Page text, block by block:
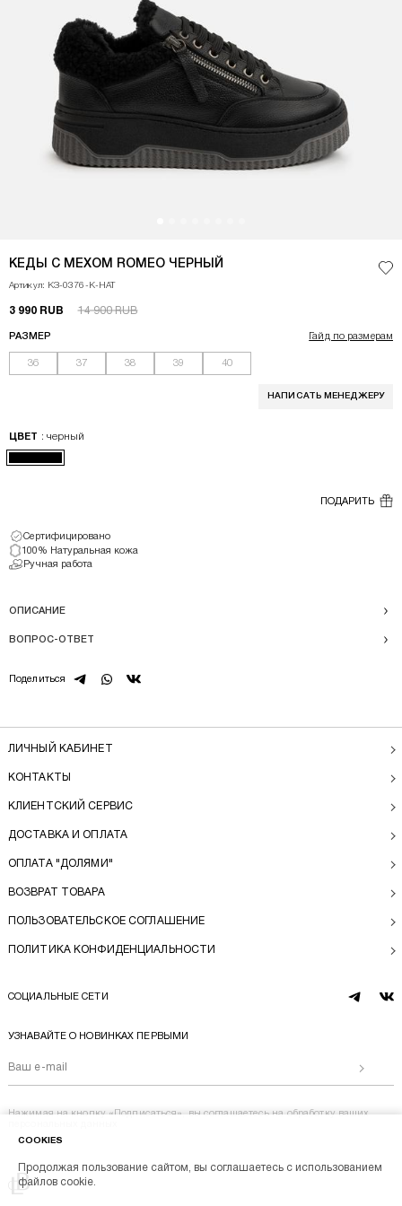
КЕДЫ С МЕХОМ ROMEO ЧЕРНЫЙ
<p>Комфорт в зимний период - одно из главных преимуществ обуви.
Артикул: КЗ-0376-К-НАТ
3 990 RUB 14 900 RUB
РАЗМЕР Гайд по размерам
36 37 38 39 40
НАПИСАТЬ МЕНЕДЖЕРУ
ЦВЕТ : черный
ПОДАРИТЬ
Сертифицировано
100% Натуральная кожа
Ручная работа
ОПИСАНИЕ
ВОПРОС-ОТВЕТ
Поделиться telegramwhatsapp
vk
Перейти на главную
ЛИЧНЫЙ КАБИНЕТ
КОНТАКТЫ
КЛИЕНТСКИЙ СЕРВИС
ДОСТАВКА И ОПЛАТА
ОПЛАТА "ДОЛЯМИ"
ВОЗВРАТ ТОВАРА
ПОЛЬЗОВАТЕЛЬСКОЕ СОГЛАШЕНИЕ
ПОЛИТИКА КОНФИДЕНЦИАЛЬНОСТИ
СОЦИАЛЬНЫЕ СЕТИ
telegram
vk
УЗНАВАЙТЕ О НОВИНКАХ ПЕРВЫМИ
Нажимая на кнопку «Подписаться», вы соглашаетесь на обработку ваших
COOKIES
Продолжая пользование сайтом, вы соглашаетесь с использованием
файлов cookie.